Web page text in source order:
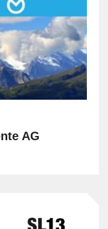
AG
um
Lösungen
Bedürfnisse
Schulungen und
die technischen
Ein weiterer
Beratung
halten sich über
ihrem Fachgebiet
Beratung
und